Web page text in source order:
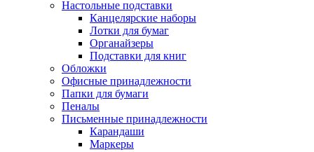
Настольные подставки
Канцелярские наборы
Лотки для бумаг
Органайзеры
Подставки для книг
Обложки
Офисные принадлежности
Папки для бумаги
Пеналы
Письменные принадлежности
Карандаши
Маркеры